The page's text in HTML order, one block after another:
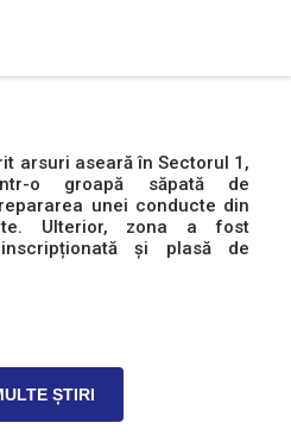
arsuri aseară în Sectorul 1,
o groapă săpată de
unei conducte din
Ulterior, zona a fost
și plasă de
ȘTIRI